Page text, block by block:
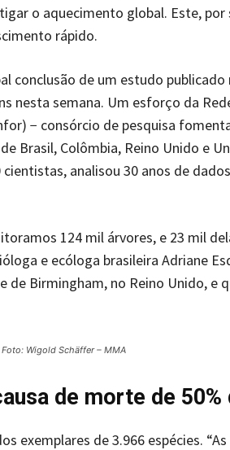
o aquecimento global. Este, por
rápido.
conclusão de um estudo
nesta semana. Um esforço da
− consórcio de pesquisa
Brasil, Colômbia, Reino Unido e
cientistas, analisou 30 anos de
124 mil árvores, e 23 mil
e ecóloga brasileira Adriane
de Birmingham, no Reino Unido, e
Wigold Schäffer – MMA
de morte de 50%
exemplares de 3.966 espécies.